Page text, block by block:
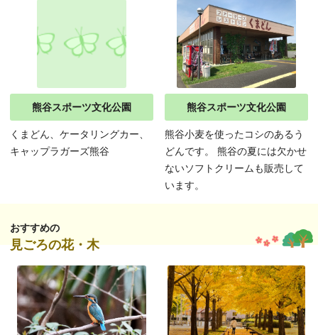
熊谷スポーツ文化公園
くまどん、ケータリングカー、
キャップラガーズ熊谷
熊谷スポーツ文化公園
熊谷小麦を使ったコシのあるう
どんです。 熊谷の夏には欠かせ
ないソフトクリームも販売して
います。
おすすめの
見ごろの花・木